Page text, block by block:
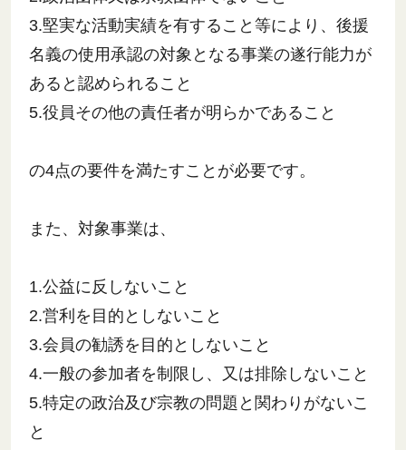
3.堅実な活動実績を有すること等により、後援
名義の使用承認の対象となる事業の遂行能力が
あると認められること
5.役員その他の責任者が明らかであること
の4点の要件を満たすことが必要です。
また、対象事業は、
1.公益に反しないこと
2.営利を目的としないこと
3.会員の勧誘を目的としないこと
4.一般の参加者を制限し、又は排除しないこと
5.特定の政治及び宗教の問題と関わりがないこ
と